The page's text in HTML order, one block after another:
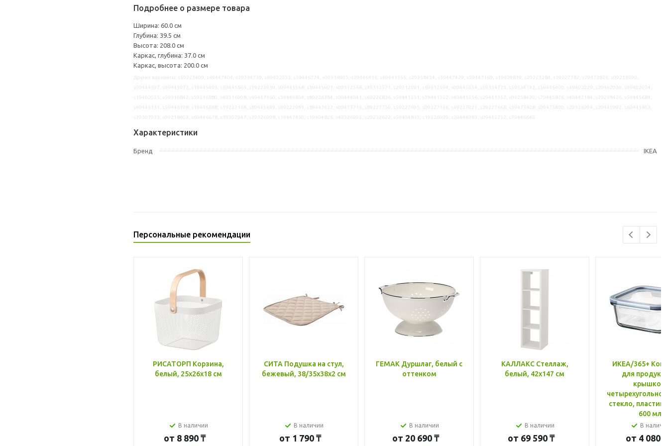
Подробнее о размере товара
Ширина: 60.0 см
Глубина: 39.5 см
Высота: 208.0 см
Каркас, глубина: 37.0 см
Каркас, высота: 200.0 см
Характеристики
Бренд IKEA
Персональные рекомендации
РИСАТОРП Корзина,
белый, 25x26x18 см
В наличии
от 8 890 ₸
СИТА Подушка на стул,
бежевый, 38/35x38x2 см
В наличии
от 1 790 ₸
ГЕМАК Дуршлаг, белый с
оттенком
В наличии
от 20 690 ₸
КАЛЛАКС Стеллаж,
белый, 42x147 см
В наличии
от 69 590 ₸
ИКЕА/365+
для
крышкой,
стекло, пластик
600 мл
В
от 4 080 ₸